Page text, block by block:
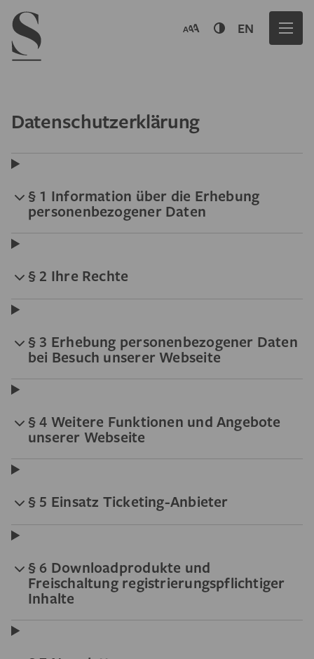
Navigation menu
EN
Datenschutzerklärung
§ 1 Information über die Erhebung
personenbezogener Daten
§ 2 Ihre Rechte
§ 3 Erhebung personenbezogener Daten
bei Besuch unserer Webseite
§ 4 Weitere Funktionen und Angebote
unserer Webseite
§ 5 Einsatz Ticketing-Anbieter
§ 6 Downloadprodukte und
Freischaltung registrierungspflichtiger
Inhalte